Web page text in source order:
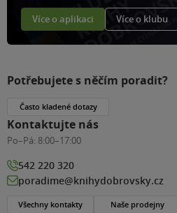
Více o aplikaci Více o klubu
Potřebujete s něčím poradit?
Často kladené dotazy
Kontaktujte nás
Po–Pá: 8:00–17:00
542 220 320
poradime@knihydobrovsky.cz
Všechny kontakty Naše prodejny